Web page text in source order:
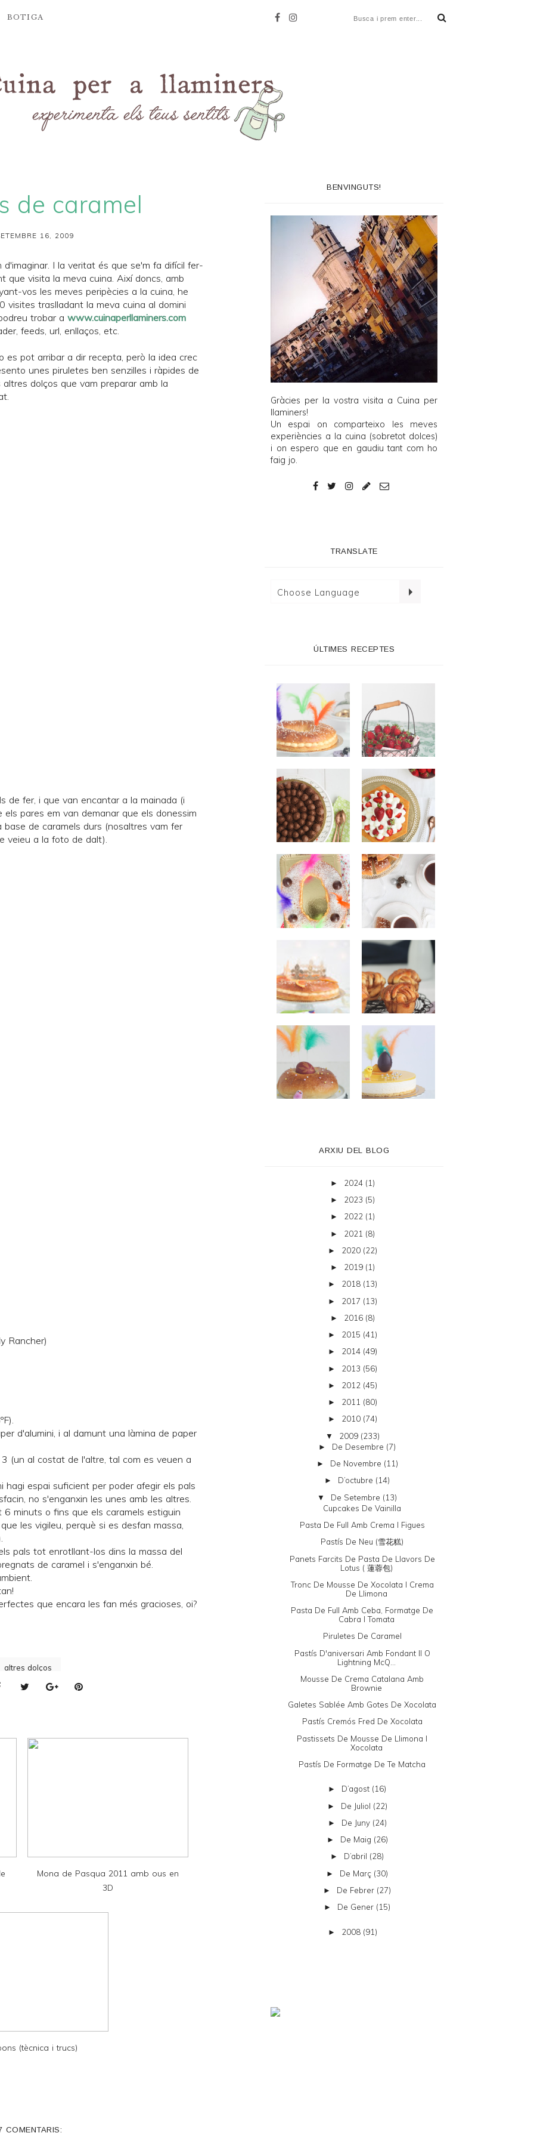
BOTIGA
de caramel
16, 2009
I la veritat és que se'm fa difícil fer-
visita la meva cuina. Així doncs, amb
vos les meves peripècies a la cuina, he
visites traslladant la meva cuina al domini
trobar a www.cuinaperllaminers.com
feeds, url, enllaços, etc.
es pot arribar a dir recepta, però la idea crec
unes piruletes ben senzilles i ràpides de
dolços que vam preparar amb la
.
de fer, i que van encantar a la mainada (i
pares em van demanar que els donessim
de caramels durs (nosaltres vam fer
veieu a la foto de dalt).
Rancher)
d'alumini, i al damunt una làmina de paper
3 (un al costat de l'altre, tal com es veuen a
hagi espai suficient per poder afegir els pals
no s'enganxin les unes amb les altres.
minuts o fins que els caramels estiguin
les vigileu, perquè si es desfan massa,
pals tot enrotllant-los dins la massa del
de caramel i s'enganxin bé.
que encara les fan més gracioses, oi?
altres dolços
Mona de Pasqua 2011 amb ous en
3D
(tècnica i trucs)
COMENTARIS:
BENVINGUTS!
Gràcies per la vostra visita a Cuina per
llaminers!
Un espai on comparteixo les meves
experiències a la cuina (sobretot dolces)
i on espero que en gaudiu tant com ho
faig jo.
TRANSLATE
ÚLTIMES RECEPTES
ARXIU DEL BLOG
► 2024 (1)
► 2023 (5)
► 2022 (1)
► 2021 (8)
► 2020 (22)
► 2019 (1)
► 2018 (13)
► 2017 (13)
► 2016 (8)
► 2015 (41)
► 2014 (49)
► 2013 (56)
► 2012 (45)
► 2011 (80)
► 2010 (74)
▼ 2009 (233)
► De Desembre (7)
► De Novembre (11)
► D’octubre (14)
▼ De Setembre (13)
Cupcakes De Vainilla
Pasta De Full Amb Crema I Figues
Pastís De Neu (雪花糕)
Panets Farcits De Pasta De Llavors De
Lotus ( 蓮蓉包)
Tronc De Mousse De Xocolata I Crema
De Llimona
Pasta De Full Amb Ceba, Formatge De
Cabra I Tomata
Piruletes De Caramel
Pastís D'aniversari Amb Fondant II O
Lightning McQ...
Mousse De Crema Catalana Amb
Brownie
Galetes Sablée Amb Gotes De Xocolata
Pastís Cremós Fred De Xocolata
Pastissets De Mousse De Llimona I
Xocolata
Pastís De Formatge De Te Matcha
► D’agost (16)
► De Juliol (22)
► De Juny (24)
► De Maig (26)
► D’abril (28)
► De Març (30)
► De Febrer (27)
► De Gener (15)
► 2008 (91)